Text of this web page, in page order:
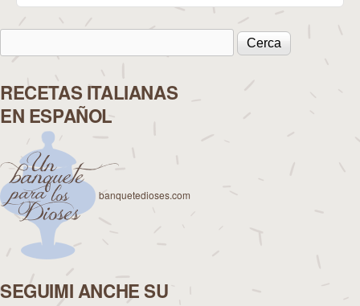
Form di ricerca
RECETAS ITALIANAS
EN ESPAÑOL
banquetedioses.com
SEGUIMI ANCHE SU